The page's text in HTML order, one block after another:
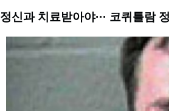
정신과 치료받아야··· 코퀴틀람